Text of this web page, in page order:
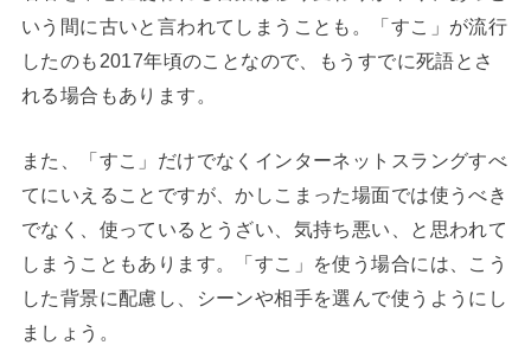
いう間に古いと言われてしまうことも。「すこ」が流行
したのも2017年頃のことなので、もうすでに死語とさ
れる場合もあります。
また、「すこ」だけでなくインターネットスラングすべ
てにいえることですが、かしこまった場面では使うべき
でなく、使っているとうざい、気持ち悪い、と思われて
しまうこともあります。「すこ」を使う場合には、こう
した背景に配慮し、シーンや相手を選んで使うようにし
ましょう。